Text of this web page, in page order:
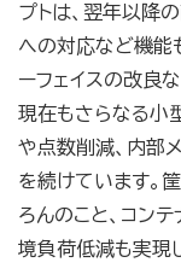
プトは、翌年以降
への対応など機能
ーフェイスの改良
現在もさらなる小
や点数削減、内部
を続けています。
ろんのこと、コン
境負荷低減も実現